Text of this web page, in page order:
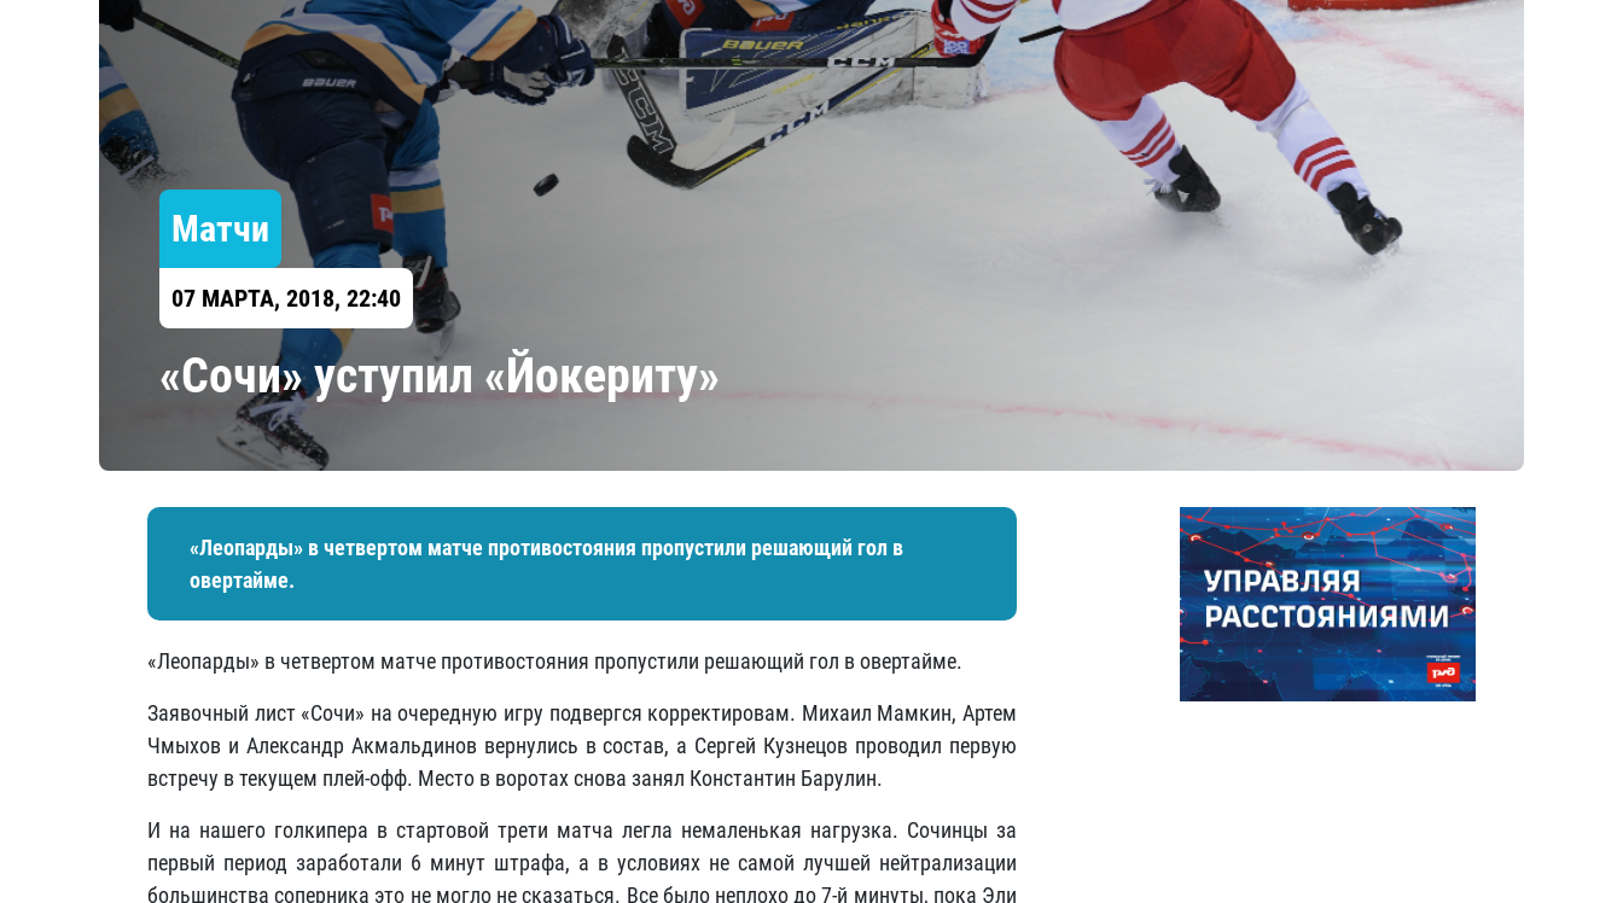
Локомотив
Северсталь
ЦСКА
Шанхайские Драконы
Амур
Барыс
Салават Юлаев
Сибирь
Матчи
07 МАРТА, 2018, 22:40
«Сочи» уступил «Йокериту»
«Леопарды» в четвертом матче противостояния пропустили решающий гол в
овертайме.
«Леопарды» в четвертом матче противостояния пропустили решающий гол в овертайме.
Заявочный лист «Сочи» на очередную игру подвергся корректировам. Михаил Мамкин, Артем
Чмыхов и Александр Акмальдинов вернулись в состав, а Сергей Кузнецов проводил первую
встречу в текущем плей-офф. Место в воротах снова занял Константин Барулин.
И на нашего голкипера в стартовой трети матча легла немаленькая нагрузка. Сочинцы за
первый период заработали 6 минут штрафа, а в условиях не самой лучшей нейтрализации
большинства соперника это не могло не сказаться. Все было неплохо до 7-й минуты, пока Эли